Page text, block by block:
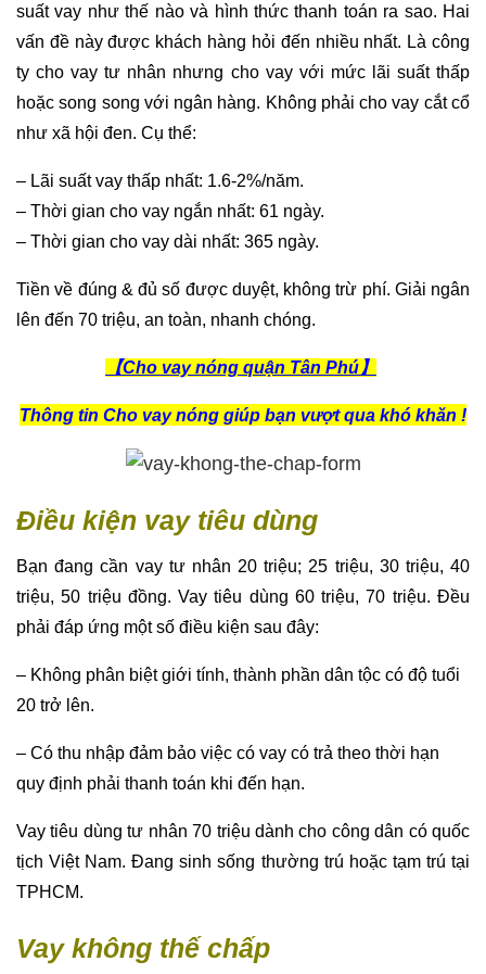
suất vay như thế nào và hình thức thanh toán ra sao. Hai
vấn đề này được khách hàng hỏi đến nhiều nhất. Là công
ty cho vay tư nhân nhưng cho vay với mức lãi suất thấp
hoặc song song với ngân hàng. Không phải cho vay cắt cổ
như xã hội đen. Cụ thể:
– Lãi suất vay thấp nhất: 1.6-2%/năm.
– Thời gian cho vay ngắn nhất: 61 ngày.
– Thời gian cho vay dài nhất: 365 ngày.
Tiền về đúng & đủ số được duyệt, không trừ phí. Giải ngân
lên đến 70 triệu, an toàn, nhanh chóng.
【Cho vay nóng quận Tân Phú】
Thông tin Cho vay nóng giúp bạn vượt qua khó khăn !
Điều kiện vay tiêu dùng
Bạn đang cần vay tư nhân 20 triệu; 25 triệu, 30 triệu, 40
triệu, 50 triệu đồng. Vay tiêu dùng 60 triệu, 70 triệu. Đều
phải đáp ứng một số điều kiện sau đây:
– Không phân biệt giới tính, thành phần dân tộc có độ tuổi
20 trở lên.
– Có thu nhập đảm bảo việc có vay có trả theo thời hạn
quy định phải thanh toán khi đến hạn.
Vay tiêu dùng tư nhân 70 triệu dành cho công dân có quốc
tịch Việt Nam. Đang sinh sống thường trú hoặc tạm trú tại
TPHCM.
Vay không thế chấp